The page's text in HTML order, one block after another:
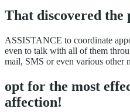
That discovered the
ASSISTANCE to coordinate
even to talk with all of them
mail, SMS or even various other
opt for the most
affection!